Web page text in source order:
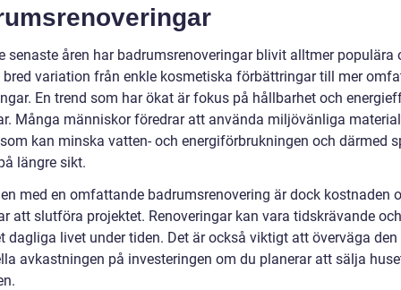
senaste åren har badrumsrenoveringar blivit alltmer populära
bred variation från enkle kosmetiska förbättringar till mer
En trend som har ökat är fokus på hållbarhet och
Många människor föredrar att använda miljövänliga
kan minska vatten- och energiförbrukningen och därmed
längre sikt.
med en omfattande badrumsrenovering är dock kostnaden
att slutföra projektet. Renoveringar kan vara tidskrävande
dagliga livet under tiden. Det är också viktigt att överväga den
avkastningen på investeringen om du planerar att sälja